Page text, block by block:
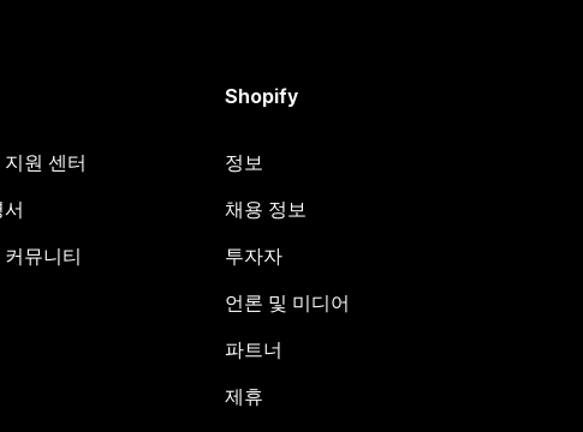
원 센터
뮤니티
Shopify
정보
채용 정보
투자자
언론 및 미디어
파트너
제휴